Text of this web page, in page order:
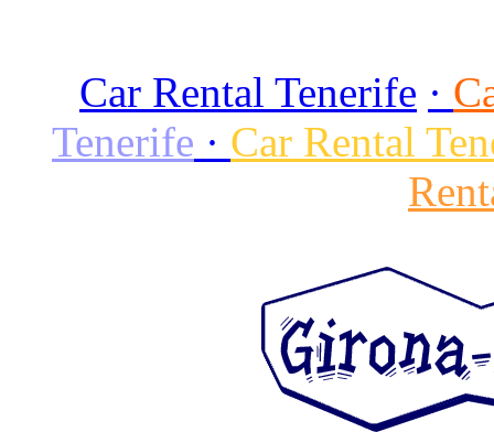
Car Rental Tenerife ·
Tenerife · Car Rental